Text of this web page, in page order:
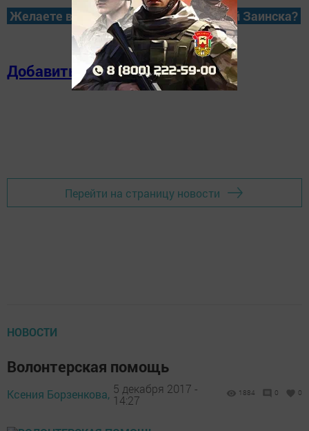
Желаете всегда быть в курсе новостей Заинска?
Добавить в избранное
Перейти на страницу новости
НОВОСТИ
Волонтерская помощь
Ксения Борзенкова, 5 декабря 2017 -
14:27
1884 0 0